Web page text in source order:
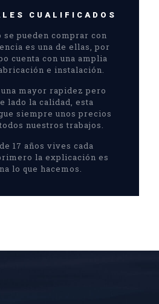
CUALIFICADOS
se pueden comprar con
es una de ellas, por
cuenta con una amplia
e instalación.
mayor rapidez pero
lado la calidad, esta
siempre unos precios
nuestros trabajos.
17 años vives cada
la explicación es
lo que hacemos.